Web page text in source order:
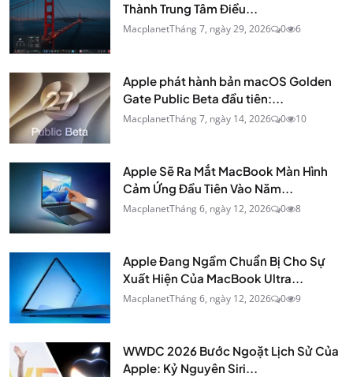
Thành Trung Tâm Điều...
MacplanetTháng 7, ngày 29, 2026 0 6
Apple phát hành bản macOS Golden
Gate Public Beta đầu tiên:...
MacplanetTháng 7, ngày 14, 2026 0 10
Apple Sẽ Ra Mắt MacBook Màn Hình
Cảm Ứng Đầu Tiên Vào Năm...
MacplanetTháng 6, ngày 12, 2026 0 8
Apple Đang Ngầm Chuẩn Bị Cho Sự
Xuất Hiện Của MacBook Ultra...
MacplanetTháng 6, ngày 12, 2026 0 9
WWDC 2026 Bước Ngoặt Lịch Sử Của
Apple: Kỷ Nguyên Siri...